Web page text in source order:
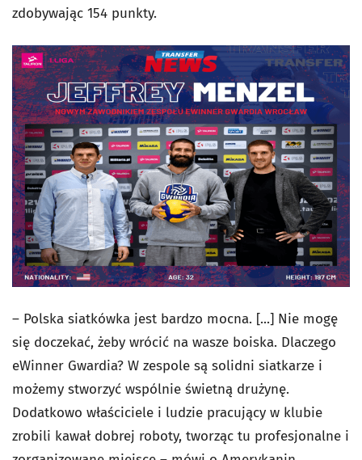
zdobywając 154 punkty.
– Polska siatkówka jest bardzo mocna. [...] Nie mogę
się doczekać, żeby wrócić na wasze boiska. Dlaczego
eWinner Gwardia? W zespole są solidni siatkarze i
możemy stworzyć wspólnie świetną drużynę.
Dodatkowo właściciele i ludzie pracujący w klubie
zrobili kawał dobrej roboty, tworząc tu profesjonalne i